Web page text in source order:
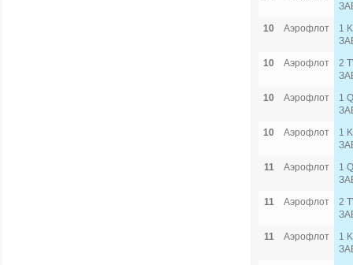
10
Аэрофлот
1
10
Аэрофлот
2
10
Аэрофлот
1
10
Аэрофлот
1
11
Аэрофлот
1
11
Аэрофлот
2
11
Аэрофлот
1